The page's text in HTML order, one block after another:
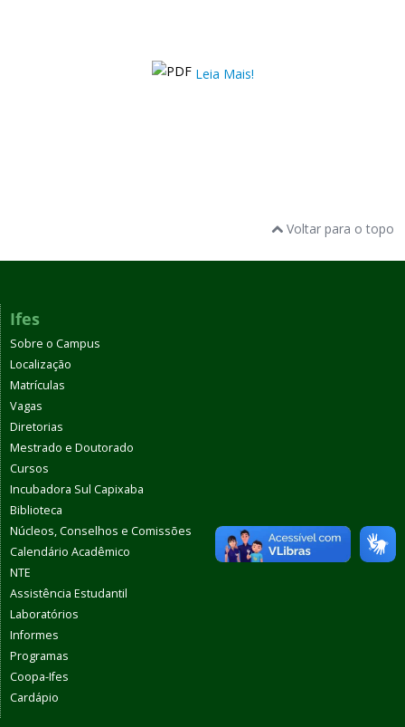
Leia Mais!
Voltar para o topo
Ifes
Sobre o Campus
Localização
Matrículas
Vagas
Diretorias
Mestrado e Doutorado
Cursos
Incubadora Sul Capixaba
Biblioteca
Núcleos, Conselhos e Comissões
Calendário Acadêmico
NTE
Assistência Estudantil
Laboratórios
Informes
Programas
Coopa-Ifes
Cardápio